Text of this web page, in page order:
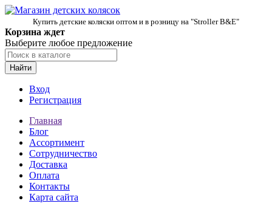
Купить детские коляски оптом и в розницу на "Stroller B&E"
Корзина ждет
Выберите любое предложение
Найти
Вход
Регистрация
Главная
Блог
Ассортимент
Сотрудничество
Доставка
Оплата
Контакты
Карта сайта